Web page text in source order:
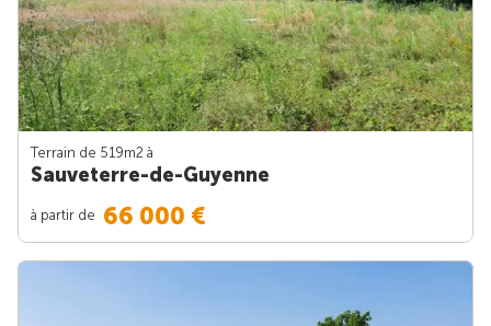
Terrain de 519m2 à
Sauveterre-de-Guyenne
à partir de 66 000 €